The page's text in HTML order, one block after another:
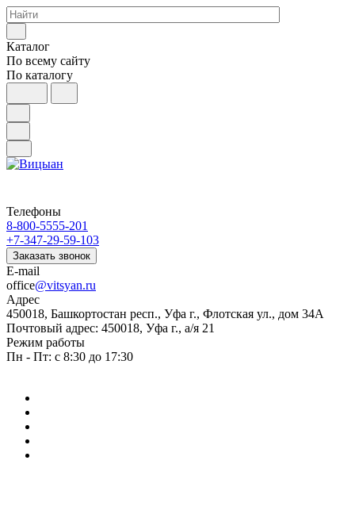
Каталог
По всему сайту
По каталогу
Телефоны
8-800-5555-201
+7-347-29-59-103
Заказать звонок
E-mail
office@vitsyan.ru
Адрес
450018, Башкортостан респ., Уфа г., Флотская ул., дом 34А
Почтовый адрес: 450018, Уфа г., а/я 21
Режим работы
Пн - Пт: с 8:30 до 17:30